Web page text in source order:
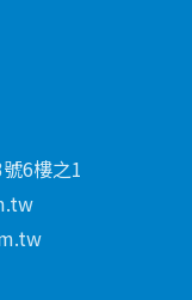
6樓之1